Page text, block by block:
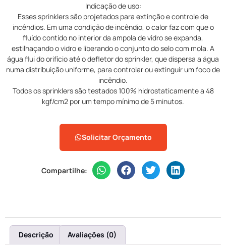
Indicação de uso:
Esses sprinklers são projetados para extinção e controle de
incêndios. Em uma condição de incêndio, o calor faz com que o
fluído contido no interior da ampola de vidro se expanda,
estilhaçando o vidro e liberando o conjunto do selo com mola. A
água flui do orifício até o defletor do sprinkler, que dispersa a água
numa distribuição uniforme, para controlar ou extinguir um foco de
incêndio.
Todos os sprinklers são testados 100% hidrostaticamente a 48
kgf/cm2 por um tempo mínimo de 5 minutos.
Solicitar Orçamento
Compartilhe:
Descrição Avaliações (0)